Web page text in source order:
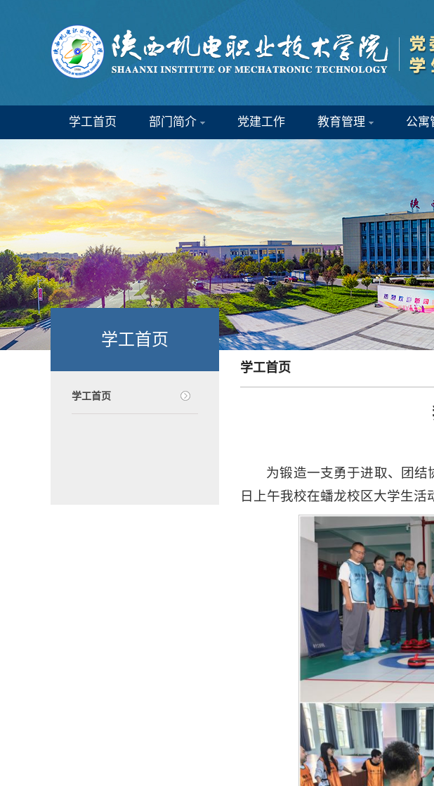
学工首页 部门简介 党建工作 教育管理 公寓
学工首页
学工首页
学工首页
为锻造一支勇于进取、团
日上午我校在蟠龙校区大学生活